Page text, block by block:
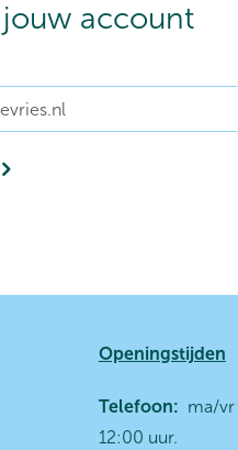
account
Openingstijden
Telefoon: ma/
12:00 uur.